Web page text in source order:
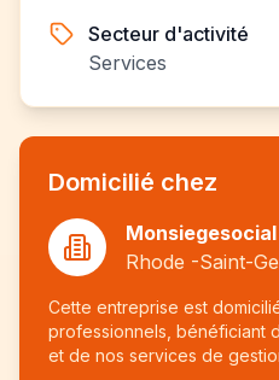
Secteur d'activité
Services
Domicilié chez
Monsiegesocial
Rhode -Saint-
Cette entreprise est
professionnels, bénéficiant
et de nos services de